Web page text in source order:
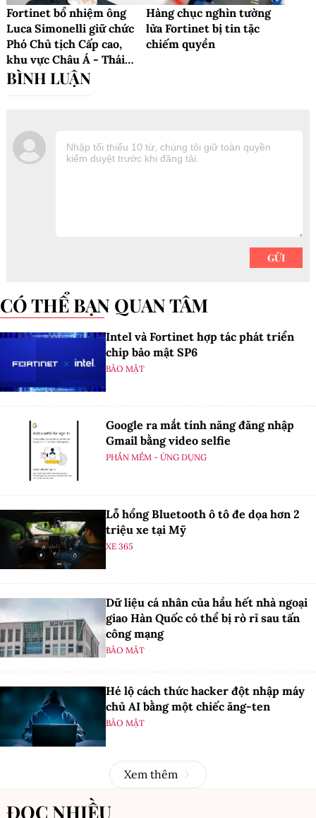
Fortinet bổ nhiệm ông
Luca Simonelli giữ chức
Phó Chủ tịch Cấp cao,
khu vực Châu Á - Thái
Bình Dương
Hàng chục nghìn tường
lửa Fortinet bị tin tặc
chiếm quyền
CÓ THỂ BẠN QUAN TÂM
Intel và Fortinet hợp tác phát triển
chip bảo mật SP6
BẢO MẬT
Google ra mắt tính năng đăng nhập
Gmail bằng video selfie
PHẦN MỀM - ỨNG DỤNG
Lỗ hổng Bluetooth ô tô đe dọa hơn 2
triệu xe tại Mỹ
XE 365
Dữ liệu cá nhân của hầu hết nhà ngoại
giao Hàn Quốc có thể bị rò rỉ sau tấn
công mạng
BẢO MẬT
Hé lộ cách thức hacker đột nhập máy
chủ AI bằng một chiếc ăng-ten
BẢO MẬT
Xem thêm
ĐỌC NHIỀU